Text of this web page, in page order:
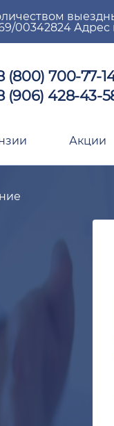
00342824 Адрес
(800) 700-77-
(906) 428-43-
Акции